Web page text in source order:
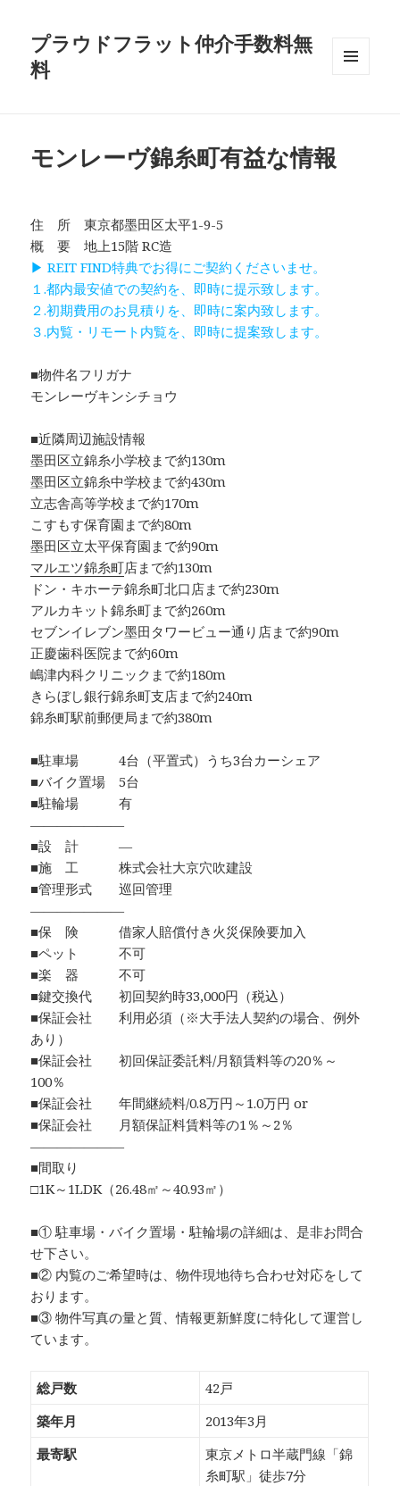
プラウドフラット仲介手数料無
料
モンレーヴ錦糸町有益な情報
住 所 東京都墨田区太平1-9-5
概 要 地上15階 RC造
▶ REIT FIND特典でお得にご契約くださいませ。
１.都内最安値での契約を、即時に提示致します。
２.初期費用のお見積りを、即時に案内致します。
３.内覧・リモート内覧を、即時に提案致します。
■物件名フリガナ
モンレーヴキンシチョウ
■近隣周辺施設情報
墨田区立錦糸小学校まで約130m
墨田区立錦糸中学校まで約430m
立志舎高等学校まで約170m
こすもす保育園まで約80m
墨田区立太平保育園まで約90m
マルエツ錦糸町店まで約130m
ドン・キホーテ錦糸町北口店まで約230m
アルカキット錦糸町まで約260m
セブンイレブン墨田タワービュー通り店まで約90m
正慶歯科医院まで約60m
嶋津内科クリニックまで約180m
きらぼし銀行錦糸町支店まで約240m
錦糸町駅前郵便局まで約380m
■駐車場 4台（平置式）うち3台カーシェア
■バイク置場 5台
■駐輪場 有
―――――――
■設 計 ―
■施 工 株式会社大京穴吹建設
■管理形式 巡回管理
―――――――
■保 険 借家人賠償付き火災保険要加入
■ペット 不可
■楽 器 不可
■鍵交換代 初回契約時33,000円（税込）
■保証会社 利用必須（※大手法人契約の場合、例外
あり）
■保証会社 初回保証委託料/月額賃料等の20％～
100％
■保証会社 年間継続料/0.8万円～1.0万円 or
■保証会社 月額保証料賃料等の1％～2％
―――――――
■間取り
□1K～1LDK（26.48㎡～40.93㎡）
■① 駐車場・バイク置場・駐輪場の詳細は、是非お問合
せ下さい。
■② 内覧のご希望時は、物件現地待ち合わせ対応をして
おります。
■③ 物件写真の量と質、情報更新鮮度に特化して運営し
ています。
総戸数
42戸
築年月
2013年3月
最寄駅
東京メトロ半蔵門線「錦
糸町駅」徒歩7分